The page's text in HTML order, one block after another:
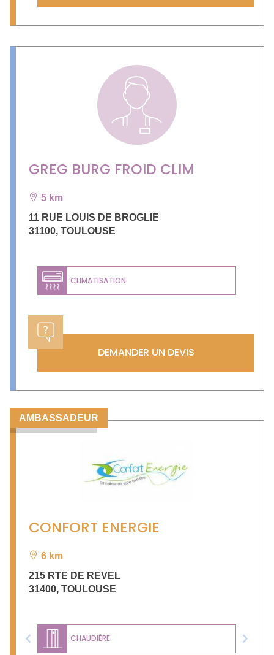
GREG BURG FROID CLIM
5 km
11 RUE LOUIS DE BROGLIE
31100, TOULOUSE
CLIMATISATION
DEMANDER UN DEVIS
AMBASSADEUR
CONFORT ENERGIE
6 km
215 RTE DE REVEL
31400, TOULOUSE
CHAUDIÈRE
Previous Next